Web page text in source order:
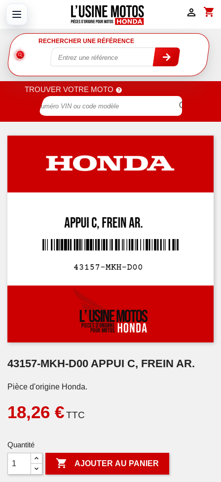
shopping_cart

RECHERCHER UNE RÉFÉRENCE
TROUVER VOTRE MOTO

43157-MKH-D00 APPUI C, FREIN AR.
Pièce d'origine Honda.
18,26 €TTC
Quantité
 AJOUTER AU PANIER